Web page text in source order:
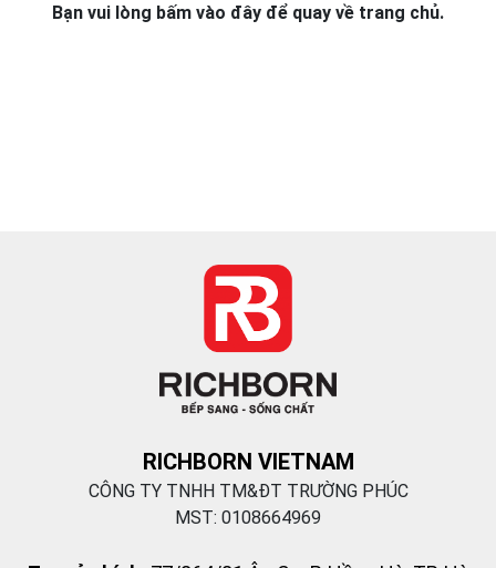
Bạn vui lòng bấm vào đây để quay về trang chủ.
RICHBORN VIETNAM
CÔNG TY TNHH TM&ĐT TRƯỜNG PHÚC
MST: 0108664969